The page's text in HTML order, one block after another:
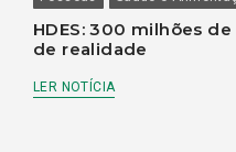
HDES: 300 milhões
de realidade
LER NOTÍCIA